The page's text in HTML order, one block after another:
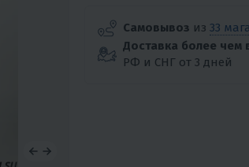
Самовывоз из 33
Доставка более чем
РФ и СНГ от 3 дней